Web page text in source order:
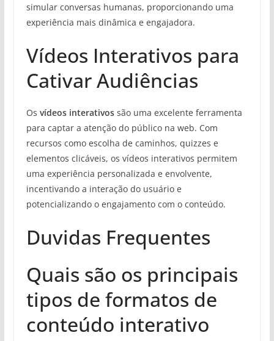
simular conversas humanas, proporcionando uma
experiência mais dinâmica e engajadora.
Vídeos Interativos para
Cativar Audiências
Os vídeos interativossão uma excelente ferramenta
para captar a atenção do público na web. Com
recursos como escolha de caminhos, quizzes e
elementos clicáveis, os vídeos interativos permitem
uma experiência personalizada e envolvente,
incentivando a interação do usuário e
potencializando o engajamento com o conteúdo.
Duvidas Frequentes
Quais são os principais
tipos de formatos de
conteúdo interativo